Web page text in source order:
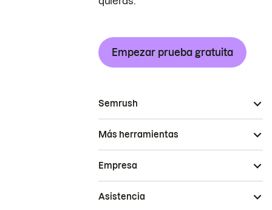
Empezar prueba gratuita
Semrush
Más herramientas
Empresa
Asistencia